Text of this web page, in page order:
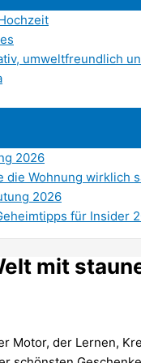
umweltfreundlich
2026
die Wohnung wirklich
2026
für Insider
mit
Motor, der Lernen,